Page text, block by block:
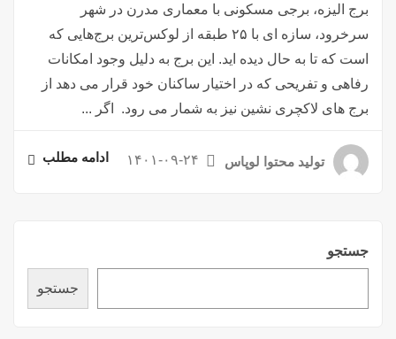
جستجو
جستجو
برج الیزه، برجی مسکونی با معماری مدرن در شهر
سرخرود، سازه ای با ۲۵ طبقه از لوکس‌ترین برج‌هایی که
است که تا به حال دیده اید. این برج به دلیل وجود امکانات
رفاهی و تفریحی که در اختیار ساکنان خود قرار می دهد از
برج های لاکچری نشین نیز به شمار می رود. اگر ...
تولید محتوا لوپاس ۱۴۰۱-۰۹-۲۴ ادامه مطلب